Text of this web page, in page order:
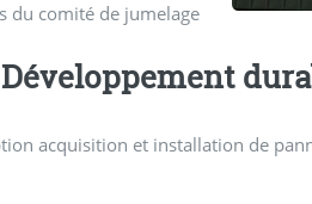
du comité de jumelage
acquisition et installation de